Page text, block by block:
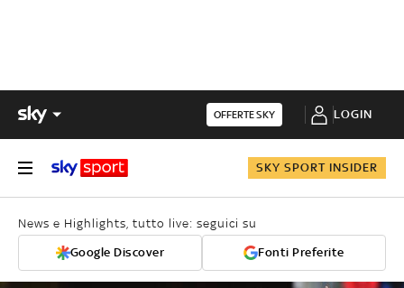
OFFERTE SKY LOGIN
SKY SPORT INSIDER
News e Highlights, tutto live: seguici su
Google Discover Fonti Preferite